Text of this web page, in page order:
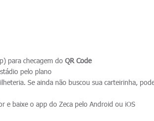
para checagem doQR Code
pelo plano
Se ainda não buscou sua carteirinha,
e baixe o app do Zeca pelo Android ou iOS